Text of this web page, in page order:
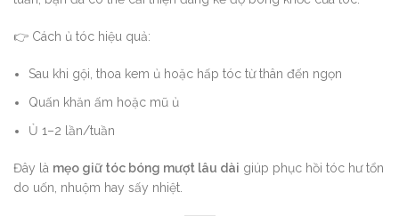
👉 Cách ủ tóc hiệu quả:
Sau khi gội, thoa kem ủ hoặc hấp tóc từ thân đến ngọn
Quấn khăn ấm hoặc mũ ủ
Ủ 1–2 lần/tuần
Đây là mẹo giữ tóc bóng mượt lâu dài giúp phục hồi tóc hư tổn
do uốn, nhuộm hay sấy nhiệt.